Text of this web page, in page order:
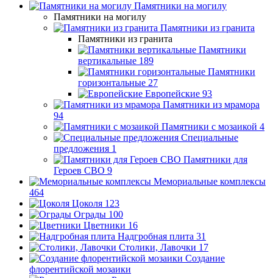
Памятники на могилу
Памятники на могилу
Памятники из гранита
Памятники из гранита
Памятники
вертикальные 189
Памятники
горизонтальные 27
Европейские 93
Памятники из мрамора
94
Памятники с мозаикой 4
Специальные
предложения 1
Памятники для
Героев СВО 9
Мемориальные комплексы
464
Цоколя 123
Ограды 100
Цветники 16
Надгробная плита 31
Столики, Лавочки 17
Создание
флорентийской мозаики